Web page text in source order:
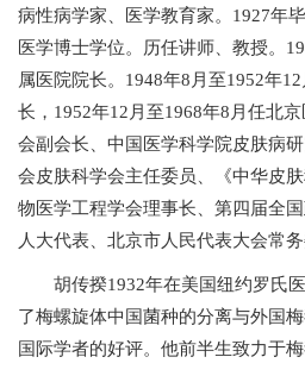
病性病学家、医学教育家。1927年
医学博士学位。历任讲师、教授。
属医院院长。1948年8月至1952年
长，1952年12月至1968年8月任北
会副会长、中国医学科学院皮肤病
会皮肤科学会主任委员、《中华皮
物医学工程学会理事长、第四届全
人大代表、北京市人民代表大会常务
胡传揆1932年在美国纽约罗氏
了梅螺旋体中国菌种的分离与外国
国际学者的好评。他前半生致力于梅